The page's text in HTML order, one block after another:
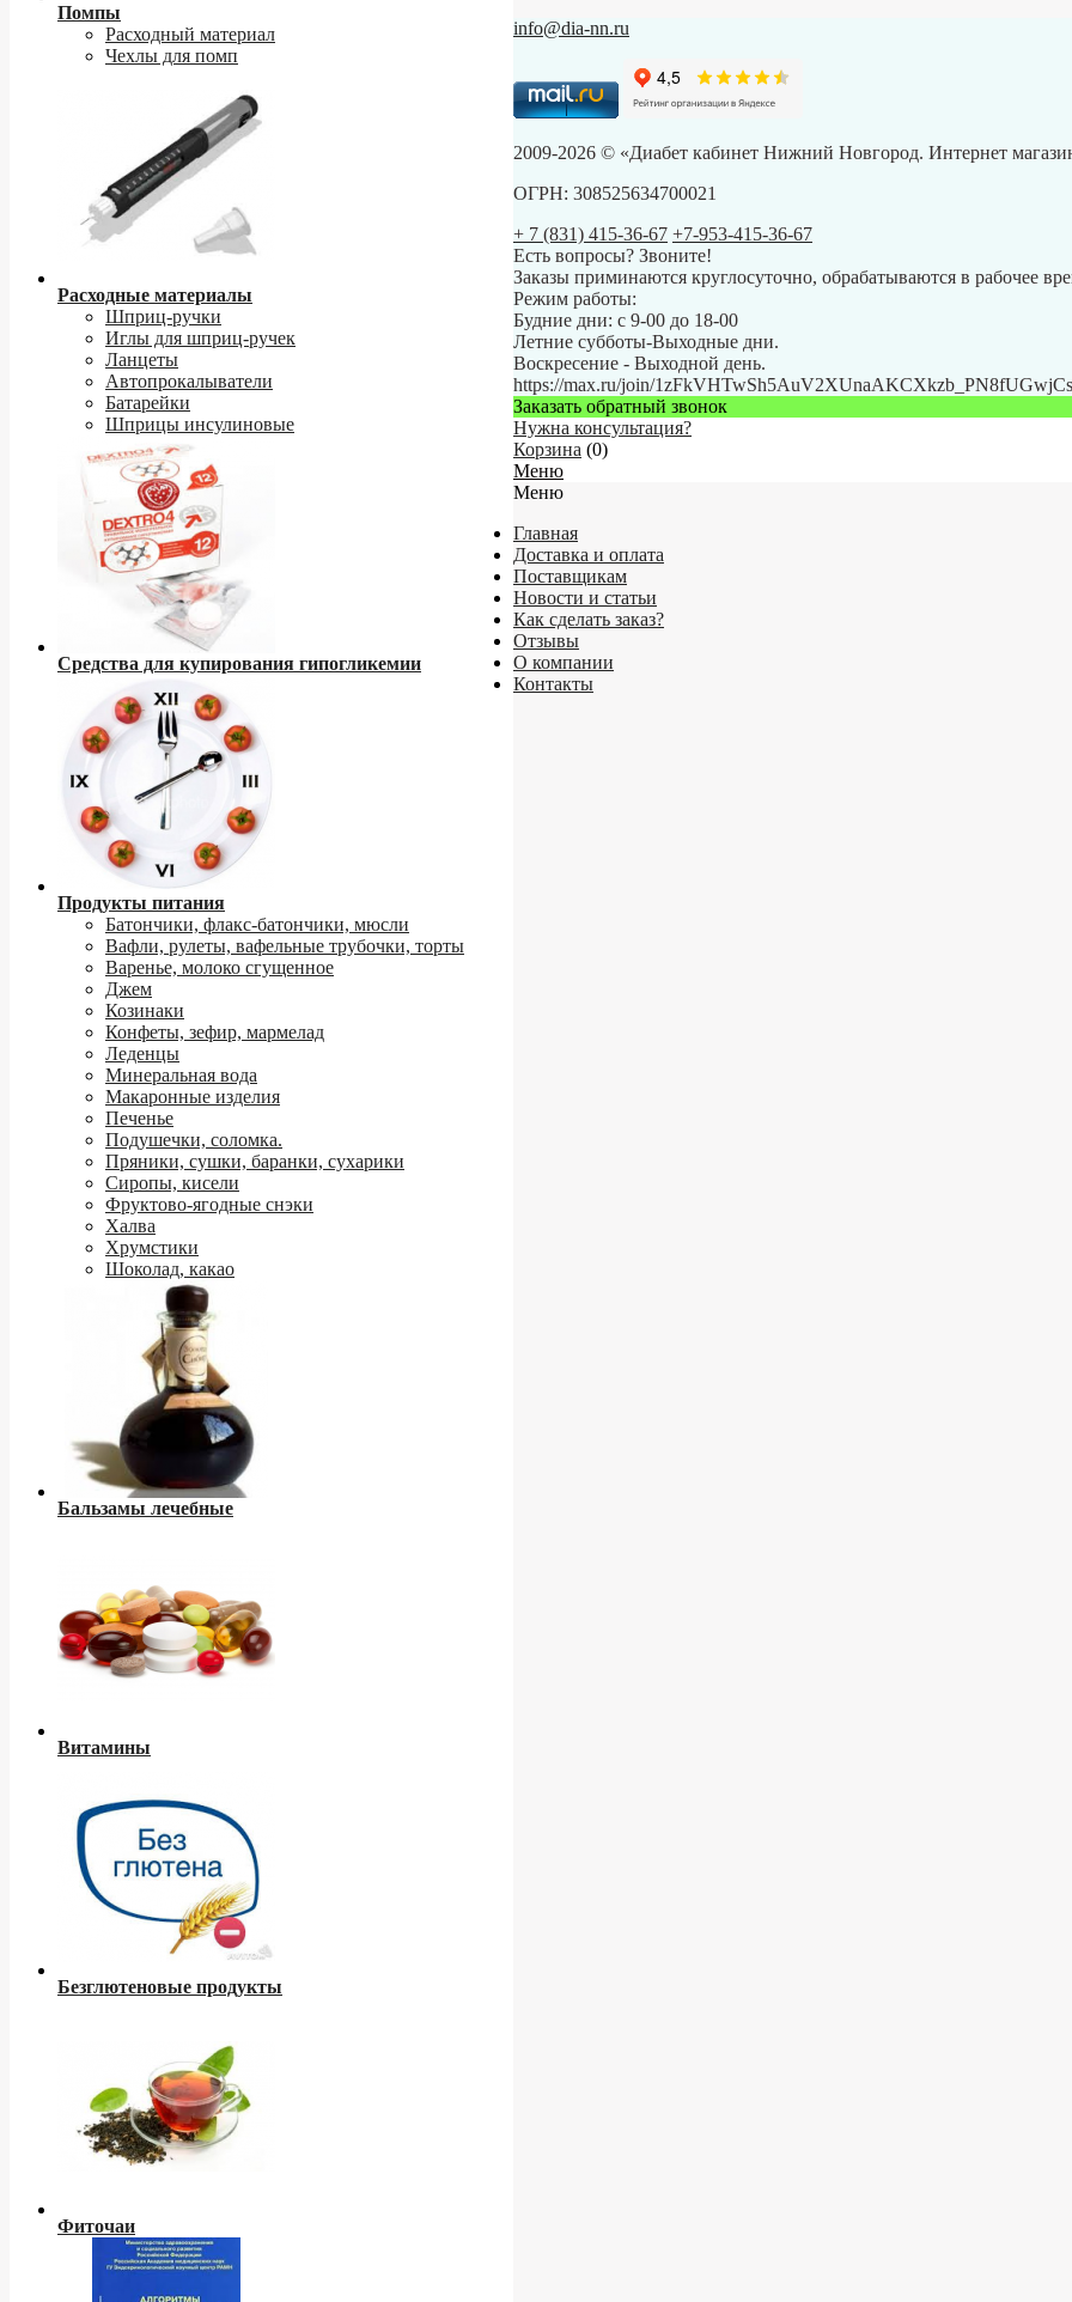
Помпы
Расходный материал
Чехлы для помп
Расходные материалы
Шприц-ручки
Иглы для шприц-ручек
Ланцеты
Автопрокалыватели
Батарейки
Шприцы инсулиновые
Средства для купирования гипогликемии
Продукты питания
Батончики, флакс-батончики, мюсли
Вафли, рулеты, вафельные трубочки, торты
Варенье, молоко сгущенное
Джем
Козинаки
Конфеты, зефир, мармелад
Леденцы
Минеральная вода
Макаронные изделия
Печенье
Подушечки, соломка.
Пряники, сушки, баранки, сухарики
Сиропы, кисели
Фруктово-ягодные снэки
Халва
Хрумстики
Шоколад, какао
Бальзамы лечебные
Витамины
Безглютеновые продукты
Фиточаи
info@dia-nn.ru
2009-2026 © «Диабет кабинет Нижний Новгород. Интернет
ОГРН: 308525634700021
+ 7 (831) 415-36-67 +7-953-415-36-67
Есть вопросы? Звоните!
Заказы приминаются круглосуточно, обрабатываются в рабочее
Режим работы:
Будние дни: с 9-00 до 18-00
Летние субботы-Выходные дни.
Воскресение - Выходной день.
https://max.ru/join/
Заказать обратный звонок
Нужна консультация?
Корзина (0)
Меню
Меню
Главная
Доставка и оплата
Поставщикам
Новости и статьи
Как сделать заказ?
Отзывы
О компании
Контакты